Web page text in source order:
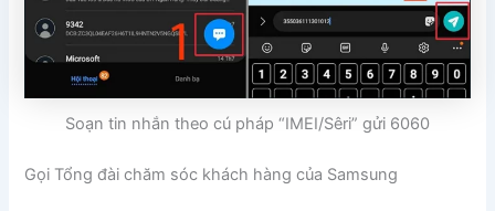
Soạn tin nhắn theo cú pháp “IMEI/Sêri” gửi 6060
Gọi Tổng đài chăm sóc khách hàng của Samsung